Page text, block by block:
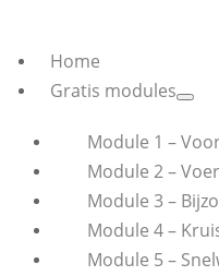
Home
Gratis modules
Module 1 –
Module 2 –
Module 3 –
Module 4 –
Module 5 –